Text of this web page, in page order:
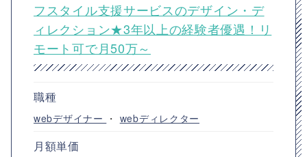
フスタイル支援サービスのデザイン・デ
ィレクション★3年以上の経験者優遇！リ
モート可で月50万～
職種
webデザイナー ・ webディレクター
月額単価